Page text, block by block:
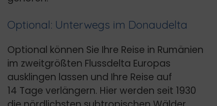
Optional: Unterwegs im Donaudelta
Optional können Sie Ihre Reise in Rumänien
im zweitgrößten Flussdelta Europas
ausklingen lassen und Ihre Reise auf
14 Tage verlängern. Hier werden seit 1930